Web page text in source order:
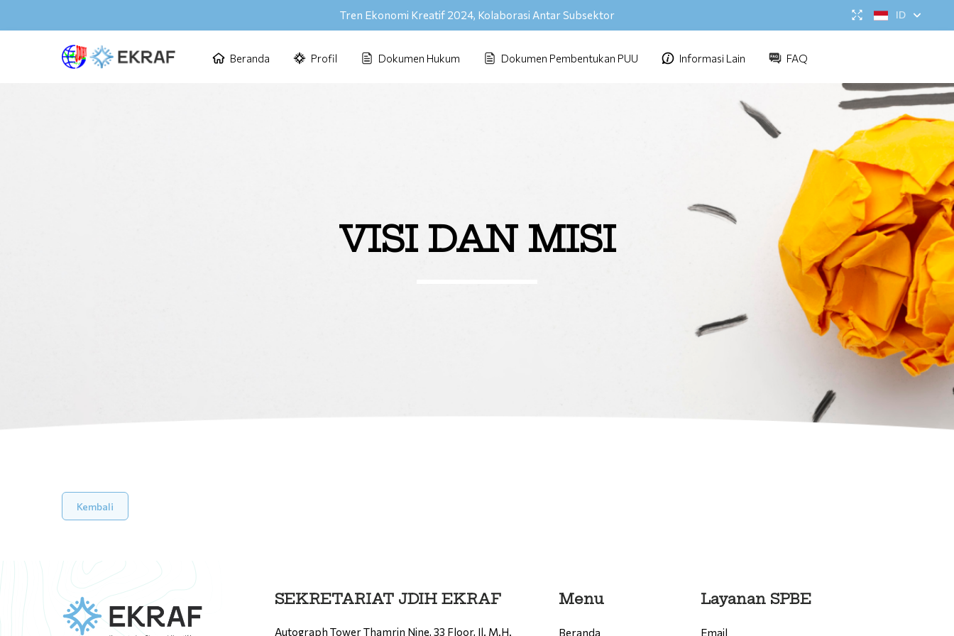
Tren Ekonomi Kreatif 2024, Kolaborasi Antar Subsektor ID
Beranda Profil Dokumen Hukum Dokumen Pembentukan PUU Informasi Lain FAQ
VISI DAN MISI
Kembali
SEKRETARIAT JDIH EKRAF
Autograph Tower Thamrin Nine, 33 Floor, Jl. M.H.
Menu
Beranda
Layanan SPBE
Email